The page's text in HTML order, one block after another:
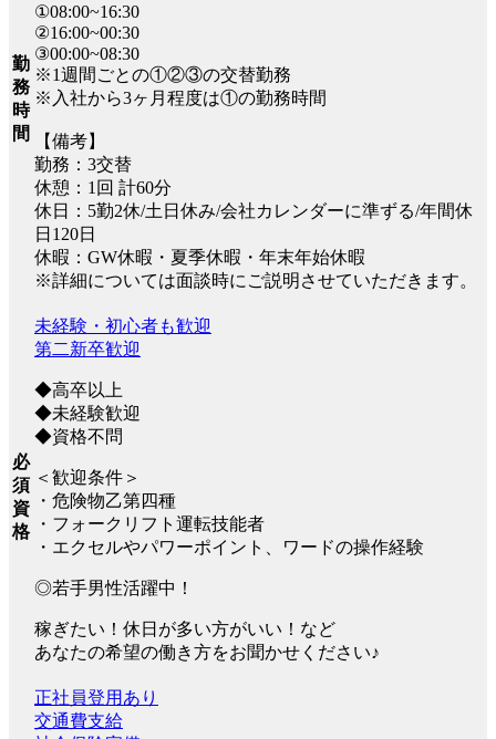
勤
務
時
間
①08:00~16:30
②16:00~00:30
③00:00~08:30
※1週間ごとの①②③の交替勤務
※入社から3ヶ月程度は①の勤務時間
【備考】
勤務：3交替
休憩：1回 計60分
休日：5勤2休/土日休み/会社カレンダーに準ずる/年間休
日120日
休暇：GW休暇・夏季休暇・年末年始休暇
※詳細については面談時にご説明させていただきます。
必
須
資
格
未経験・初心者も歓迎
第二新卒歓迎
◆高卒以上
◆未経験歓迎
◆資格不問
＜歓迎条件＞
・危険物乙第四種
・フォークリフト運転技能者
・エクセルやパワーポイント、ワードの操作経験
◎若手男性活躍中！
稼ぎたい！休日が多い方がいい！など
あなたの希望の働き方をお聞かせください♪
正社員登用あり
交通費支給